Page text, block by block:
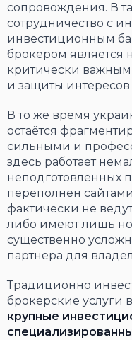
сопровождения. В
сотрудничество с
инвестиционным
брокером является
критически важным
и защиты интересов
В то же время
остаётся
сильными и
здесь работает
неподготовленных
переполнен
фактически не
либо имеют лишь
существенно
партнёра для
Традиционно
брокерские услуги
крупные